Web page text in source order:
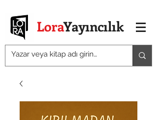
LoraYayıncılık